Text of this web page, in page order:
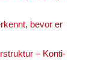
bevor er
– Kon­ti­